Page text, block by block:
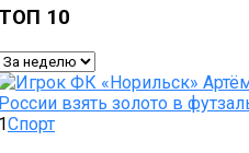
10
Спорт